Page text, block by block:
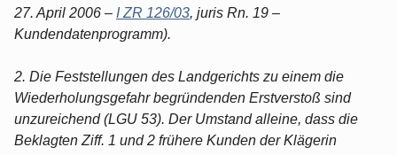
27. April 2006 – I ZR 126/03, juris Rn. 19 –
Kundendatenprogramm).
2. Die Feststellungen des Landgerichts zu einem die
Wiederholungsgefahr begründenden Erstverstoß sind
unzureichend (LGU 53). Der Umstand alleine, dass die
Beklagten Ziff. 1 und 2 frühere Kunden der Klägerin